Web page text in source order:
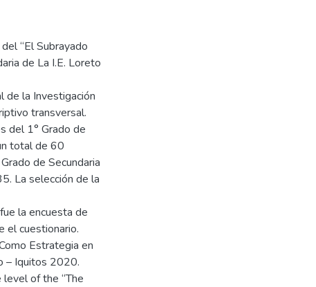
“El Subrayado
de La I.E. Loreto
de la Investigación
transversal.
del 1° Grado de
total de 60
de Secundaria
La selección de la
la encuesta de
el cuestionario.
Estrategia en
– Iquitos 2020.
of the “The